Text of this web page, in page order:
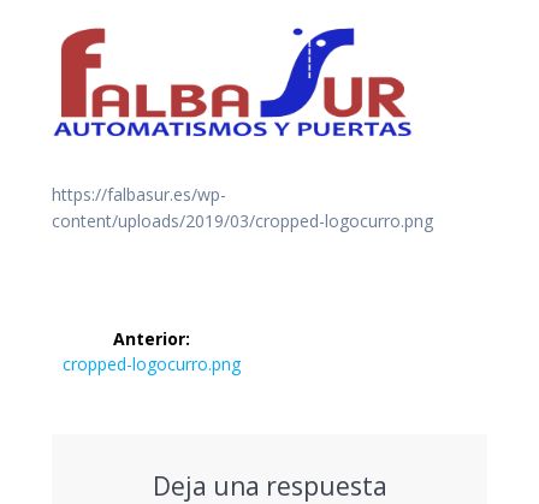
https://falbasur.es/wp-
content/uploads/2019/03/cropped-logocurro.png
Navegación
de
Anterior:
Entrada
cropped-logocurro.png
Deja una respuesta